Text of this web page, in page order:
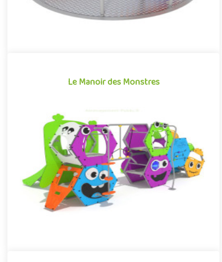
Le Manoir des Monstres
Le Manoir des Monstres
Structure pour aire de jeux extérieure accessible à partir de 3
ans, le Manoir des Monstres plonge les enfants dans un univer..
Offre partenaire